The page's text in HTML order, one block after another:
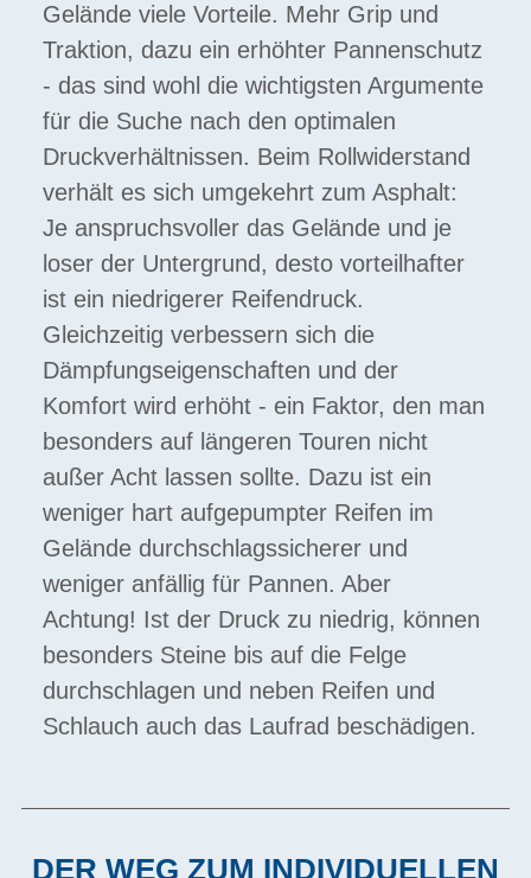
Gelände viele Vorteile. Mehr Grip und
Traktion, dazu ein erhöhter Pannenschutz
- das sind wohl die wichtigsten Argumente
für die Suche nach den optimalen
Druckverhältnissen. Beim Rollwiderstand
verhält es sich umgekehrt zum Asphalt:
Je anspruchsvoller das Gelände und je
loser der Untergrund, desto vorteilhafter
ist ein niedrigerer Reifendruck.
Gleichzeitig verbessern sich die
Dämpfungseigenschaften und der
Komfort wird erhöht - ein Faktor, den man
besonders auf längeren Touren nicht
außer Acht lassen sollte. Dazu ist ein
weniger hart aufgepumpter Reifen im
Gelände durchschlagssicherer und
weniger anfällig für Pannen. Aber
Achtung! Ist der Druck zu niedrig, können
besonders Steine bis auf die Felge
durchschlagen und neben Reifen und
Schlauch auch das Laufrad beschädigen.
DER WEG ZUM INDIVIDUELLEN